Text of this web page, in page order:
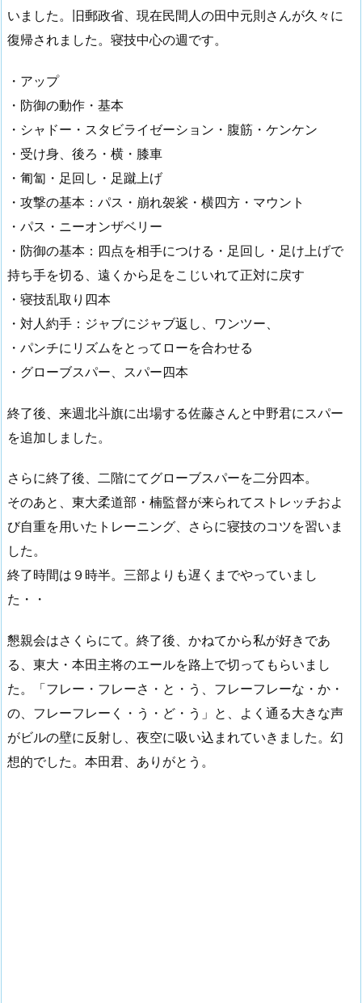
いました。旧郵政省、現在民間人の田中元則さんが久々に
復帰されました。寝技中心の週です。
・アップ
・防御の動作・基本
・シャドー・スタビライゼーション・腹筋・ケンケン
・受け身、後ろ・横・膝車
・匍匐・足回し・足蹴上げ
・攻撃の基本：パス・崩れ袈裟・横四方・マウント
・パス・ニーオンザベリー
・防御の基本：四点を相手につける・足回し・足け上げで
持ち手を切る、遠くから足をこじいれて正対に戻す
・寝技乱取り四本
・対人約手：ジャブにジャブ返し、ワンツー、
・パンチにリズムをとってローを合わせる
・グローブスパー、スパー四本
終了後、来週北斗旗に出場する佐藤さんと中野君にスパー
を追加しました。
さらに終了後、二階にてグローブスパーを二分四本。
そのあと、東大柔道部・楠監督が来られてストレッチおよ
び自重を用いたトレーニング、さらに寝技のコツを習いま
した。
終了時間は９時半。三部よりも遅くまでやっていまし
た・・
懇親会はさくらにて。終了後、かねてから私が好きであ
る、東大・本田主将のエールを路上で切ってもらいまし
た。「フレー・フレーさ・と・う、フレーフレーな・か・
の、フレーフレーく・う・ど・う」と、よく通る大きな声
がビルの壁に反射し、夜空に吸い込まれていきました。幻
想的でした。本田君、ありがとう。